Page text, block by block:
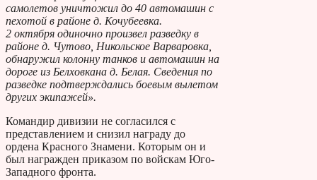
самолетов уничтожил до 40 автомашин с
пехотой в районе д. Кочубеевка.
2 октября одиночно произвел разведку в
районе д. Чутово, Никольское Варваровка,
обнаружил колонну танков и автомашин на
дороге из Белховкана д. Белая. Сведения по
разведке подтверждались боевым вылетом
других экипажей».
Командир дивизии не согласился с
представлением и снизил награду до
ордена Красного Знамени. Которым он и
был награжден приказом по войскам Юго-
Западного фронта.